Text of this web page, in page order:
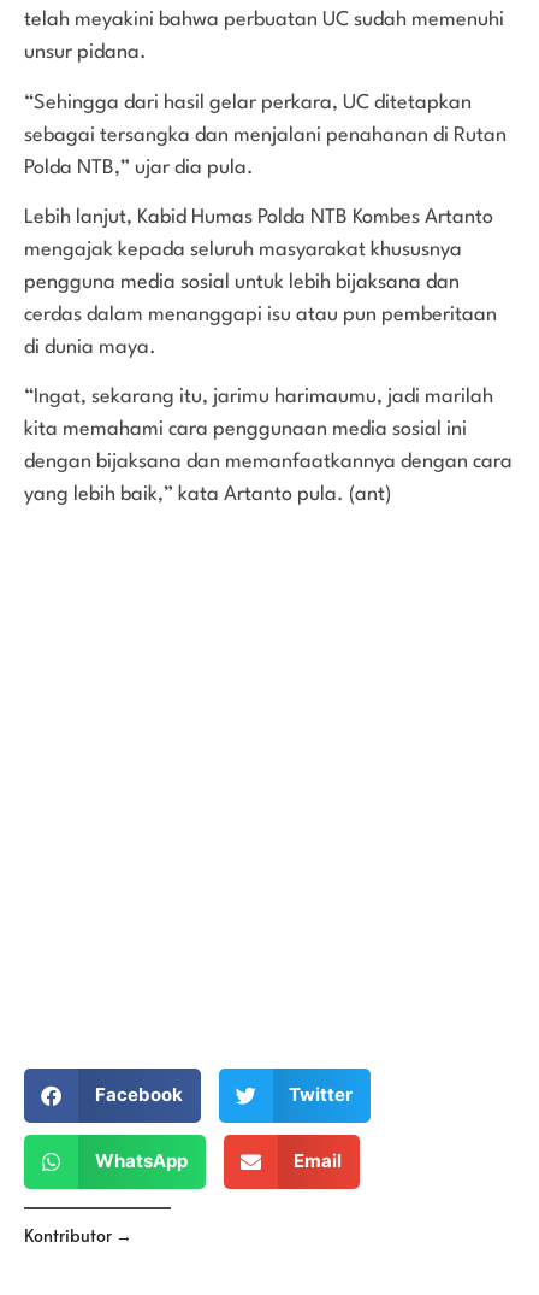
telah meyakini bahwa perbuatan UC sudah memenuhi
unsur pidana.
“Sehingga dari hasil gelar perkara, UC ditetapkan
sebagai tersangka dan menjalani penahanan di Rutan
Polda NTB,” ujar dia pula.
Lebih lanjut, Kabid Humas Polda NTB Kombes Artanto
mengajak kepada seluruh masyarakat khususnya
pengguna media sosial untuk lebih bijaksana dan
cerdas dalam menanggapi isu atau pun pemberitaan
di dunia maya.
“Ingat, sekarang itu, jarimu harimaumu, jadi marilah
kita memahami cara penggunaan media sosial ini
dengan bijaksana dan memanfaatkannya dengan cara
yang lebih baik,” kata Artanto pula. (ant)
Facebook Twitter
WhatsApp Email
Kontributor →